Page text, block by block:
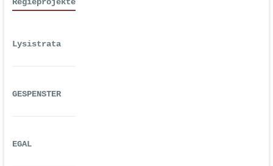
Regieprojekte
Lysistrata
GESPENSTER
EGAL